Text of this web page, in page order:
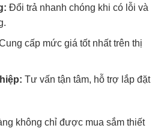
Đổi trả nhanh chóng khi có lỗi và
cấp mức giá tốt nhất trên thị
Tư vấn tận tâm, hỗ trợ lắp đặt
không chỉ được mua sắm thiết